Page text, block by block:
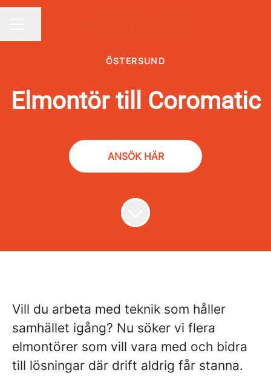
ÖSTERSUND
Elmontör till Coromatic
ANSÖK HÄR
Vill du arbeta med teknik som håller
samhället igång? Nu söker vi flera
elmontörer som vill vara med och bidra
till lösningar där drift aldrig får stanna.